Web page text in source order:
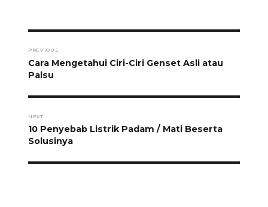
navigation
PREVIOUS
Previous
post:
Cara Mengetahui Ciri-Ciri Genset Asli atau
Palsu
NEXT
Next
post:
10 Penyebab Listrik Padam / Mati Beserta
Solusinya